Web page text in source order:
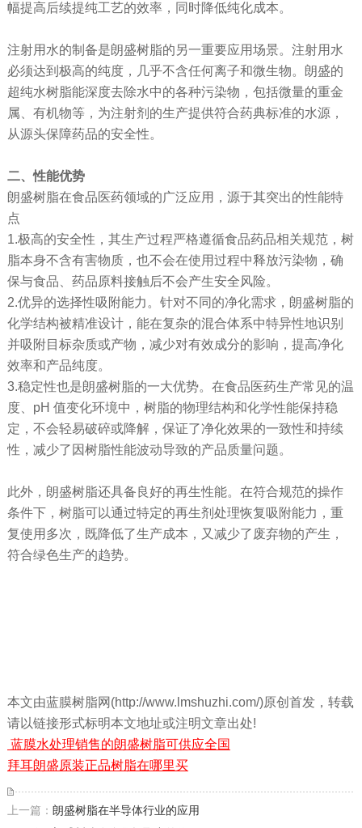
幅提高后续提纯工艺的效率，同时降低纯化成本。
注射用水的制备是朗盛树脂的另一重要应用场景。注射用水
必须达到极高的纯度，几乎不含任何离子和微生物。朗盛的
超纯水树脂能深度去除水中的各种污染物，包括微量的重金
属、有机物等，为注射剂的生产提供符合药典标准的水源，
从源头保障药品的安全性。
二、性能优势
朗盛树脂在食品医药领域的广泛应用，源于其突出的性能特
点
1.极高的安全性，其生产过程严格遵循食品药品相关规范，树
脂本身不含有害物质，也不会在使用过程中释放污染物，确
保与食品、药品原料接触后不会产生安全风险。
2.优异的选择性吸附能力。针对不同的净化需求，朗盛树脂的
化学结构被精准设计，能在复杂的混合体系中特异性地识别
并吸附目标杂质或产物，减少对有效成分的影响，提高净化
效率和产品纯度。
3.稳定性也是朗盛树脂的一大优势。在食品医药生产常见的温
度、pH 值变化环境中，树脂的物理结构和化学性能保持稳
定，不会轻易破碎或降解，保证了净化效果的一致性和持续
性，减少了因树脂性能波动导致的产品质量问题。
此外，朗盛树脂还具备良好的再生性能。在符合规范的操作
条件下，树脂可以通过特定的再生剂处理恢复吸附能力，重
复使用多次，既降低了生产成本，又减少了废弃物的产生，
符合绿色生产的趋势。
本文由蓝膜树脂网(http://www.lmshuzhi.com/)原创首发，转载
请以链接形式标明本文地址或注明文章出处!
蓝膜水处理销售的朗盛树脂可供应全国
拜耳朗盛原装正品树脂在哪里买
上一篇： 朗盛树脂在半导体行业的应用